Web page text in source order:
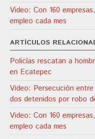
Video: Con 160
empleo cada mes
ARTÍCULOS
Policías rescatan a
en Ecatepec
Video: Persecución
dos detenidos por robo
Video: Con 160
empleo cada mes